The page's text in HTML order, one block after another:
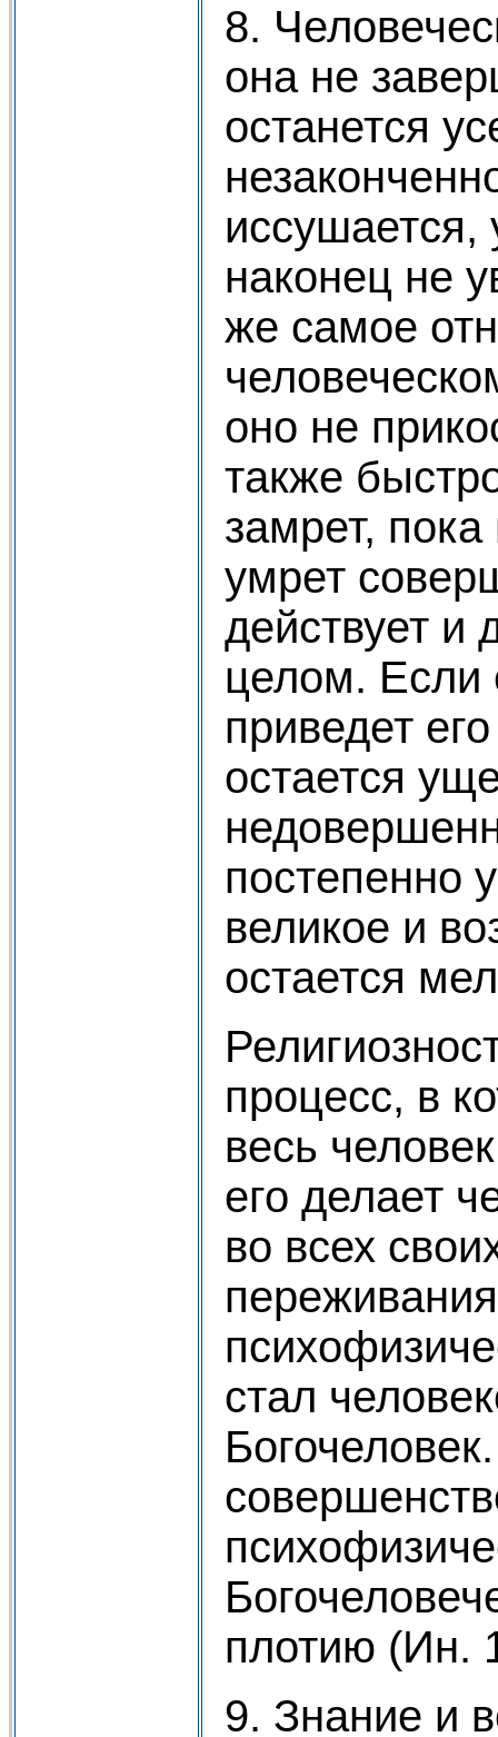
8.
она не
останется
иссушается,
наконец не
же самое
оно не
также
замрет,
умрет
действует и
целом. Если
приведет
остается
постепенно
великое и
остается
процесс, в
весь
его делает
во всех
стал
плотию (Ин.
9. Знание и